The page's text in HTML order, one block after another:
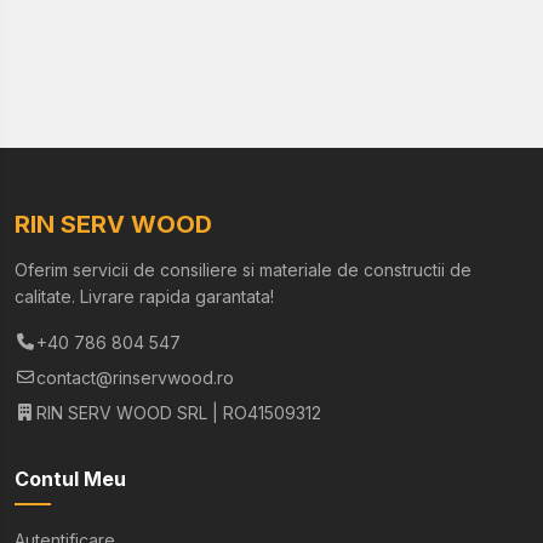
RIN SERV WOOD
Oferim servicii de consiliere si materiale de constructii de
calitate. Livrare rapida garantata!
+40 786 804 547
contact@rinservwood.ro
RIN SERV WOOD SRL | RO41509312
Contul Meu